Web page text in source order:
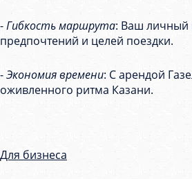
-Гибкость маршрута: Ваш личный
предпочтений и целей поездки.
-Экономия времени: С арендой
оживленного ритма Казани.
Для бизнеса